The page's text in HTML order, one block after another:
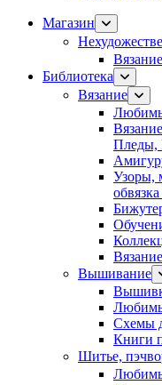
Магазин
Вязание
Библиотека
Вязание
Пледы,
Узоры,
Вышивание
Схемы
Книги
Шитье,